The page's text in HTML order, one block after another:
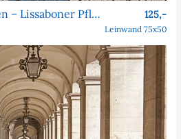
Kunst unter den Füßen – Lissaboner Pflastersteine 125,-
Leinwand 75x50